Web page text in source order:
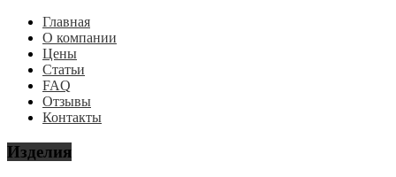
Главная
О компании
Цены
Статьи
FAQ
Отзывы
Контакты
Изделия